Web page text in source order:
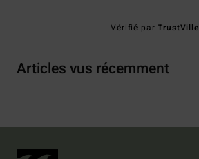
Vérifié parTrustVille
Articles vus récemment